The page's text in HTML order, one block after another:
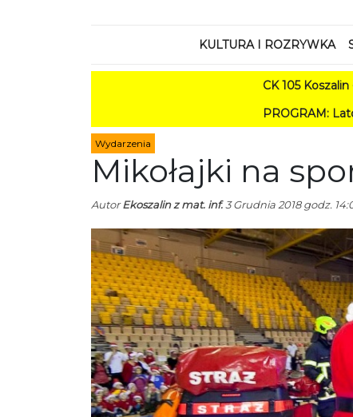
KULTURA I ROZRYWKA
CK 105 Koszalin - Lato w
PROGRAM: Lato w
Wydarzenia
Mikołajki na
AutorEkoszalin z mat. inf.3 Grudnia 2018 godz.